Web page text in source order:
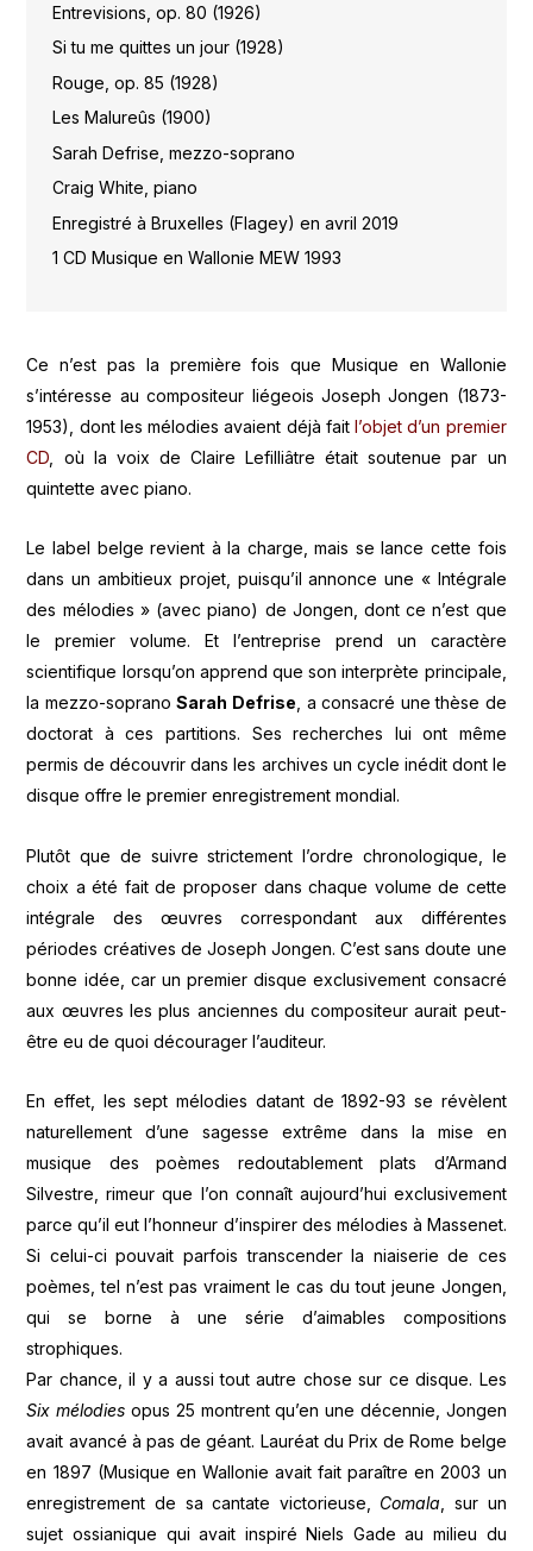
Entrevisions, op. 80 (1926)
Si tu me quittes un jour (1928)
Rouge, op. 85 (1928)
Les Malureûs (1900)
Sarah Defrise, mezzo-soprano
Craig White, piano
Enregistré à Bruxelles (Flagey) en avril 2019
1 CD Musique en Wallonie MEW 1993
Ce n’est pas la première fois que Musique en Wallonie
s’intéresse au compositeur liégeois Joseph Jongen (1873-
1953), dont les mélodies avaient déjà faitl’objet d’un premier
CD , où la voix de Claire Lefilliâtre était soutenue par un
quintette avec piano.
Le label belge revient à la charge, mais se lance cette fois
dans un ambitieux projet, puisqu’il annonce une « Intégrale
des mélodies » (avec piano) de Jongen, dont ce n’est que
le premier volume. Et l’entreprise prend un caractère
scientifique lorsqu’on apprend que son interprète principale,
la mezzo-sopranoSarah Defrise, a consacré une thèse de
doctorat à ces partitions. Ses recherches lui ont même
permis de découvrir dans les archives un cycle inédit dont le
disque offre le premier enregistrement mondial.
Plutôt que de suivre strictement l’ordre chronologique, le
choix a été fait de proposer dans chaque volume de cette
intégrale des œuvres correspondant aux différentes
périodes créatives de Joseph Jongen. C’est sans doute une
bonne idée, car un premier disque exclusivement consacré
aux œuvres les plus anciennes du compositeur aurait peut-
être eu de quoi décourager l’auditeur.
En effet, les sept mélodies datant de 1892-93 se révèlent
naturellement d’une sagesse extrême dans la mise en
musique des poèmes redoutablement plats d’Armand
Silvestre, rimeur que l’on connaît aujourd’hui exclusivement
parce qu’il eut l’honneur d’inspirer des mélodies à Massenet.
Si celui-ci pouvait parfois transcender la niaiserie de ces
poèmes, tel n’est pas vraiment le cas du tout jeune Jongen,
qui se borne à une série d’aimables compositions
strophiques.
Par chance, il y a aussi tout autre chose sur ce disque. Les
Six mélodies opus 25 montrent qu’en une décennie, Jongen
avait avancé à pas de géant. Lauréat du Prix de Rome belge
en 1897 (Musique en Wallonie avait fait paraître en 2003 un
enregistrement de sa cantate victorieuse, Comala, sur un
sujet ossianique qui avait inspiré Niels Gade au milieu du